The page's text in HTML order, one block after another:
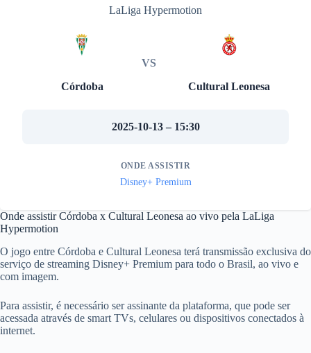
LaLiga Hypermotion
Córdoba
VS
Cultural Leonesa
2025-10-13 – 15:30
ONDE ASSISTIR
Disney+ Premium
Onde assistir Córdoba x Cultural Leonesa ao vivo pela LaLiga
Hypermotion
O jogo entre Córdoba e Cultural Leonesa terá transmissão exclusiva do
serviço de streaming Disney+ Premium para todo o Brasil, ao vivo e
com imagem.
Para assistir, é necessário ser assinante da plataforma, que pode ser
acessada através de smart TVs, celulares ou dispositivos conectados à
internet.